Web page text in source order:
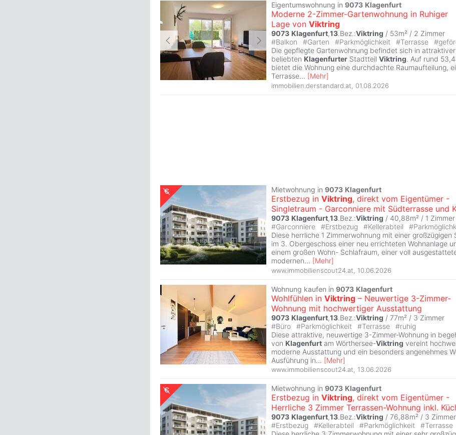
Eigentumswohnung in 9073 Klagenfurt
Moderne 2-Zimmer-Gartenwohnung in Ruhiger
Lage von Viktring
9073 Klagenfurt,13.Bez.:Viktring / 53m² / 2 Zimmer
#Balkon #Garten #Parkmöglichkeit #Terrasse #
Die gepflegte Gartenwohnung befindet sich in attraktiver
beliebten Klagenfurter Stadtteil Viktring. Auf rund
bietet die Wohnung eine durchdachte Raumaufteilung,
Terrasse... [Mehr]
immobilien.derstandard.at 01.08.2026
Mietwohnung in 9073 Klagenfurt
Erstbezug in Viktring, direkt vom Eigentümer -
Singletraum - Garconniere mit Südterrasse und
9073 Klagenfurt,13.Bez.:Viktring / 40,88m² / 1 Zimmer
#Garconniere #Erstbezug #Kellerabteil #
Diese herrliche 1 Zimmerwohnung mit einer großzügigen
im 3. Obergeschoss einer neu errichteten Wohnanlage
einem großen Wohn- Schlafraum, einer voll
modernen... [Mehr]
www.immobilienscout24.at 10.06.2026
Wohnung kaufen in 9073 Klagenfurt
Wohlfühlen in Viktring – Neuwertige 3-Zimmer-
Wohnung mit hochwertiger Ausstattung
9073 Klagenfurt,13.Bez.:Viktring / 77m² / 3 Zimmer
#Büro #Parkmöglichkeit #Terrasse #ruhig
Diese attraktive, neuwertige 3-Zimmer-Wohnung in
von Klagenfurt am Wörthersee-Viktring vereint
moderne Ausstattung und ein besonders angenehmes
Ausführung in... [Mehr]
www.immobilienscout24.at 13.06.2026
Mietwohnung in 9073 Klagenfurt
Erstbezug in Viktring, direkt vom Eigentümer -
Herrliche 3 Zimmer Terrassen-Wohnung inkl.
9073 Klagenfurt,13.Bez.:Viktring / 76,88m² / 3 Zimmer
#Erstbezug #Kellerabteil #Parkmöglichkeit #Terrasse